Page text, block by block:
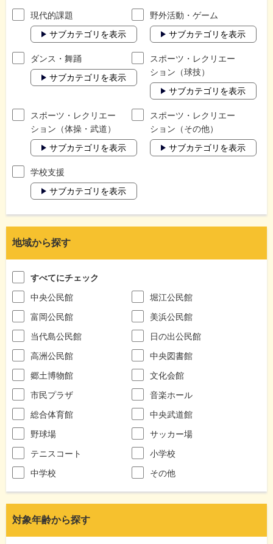
現代的課題
サブカテゴリを表示
野外活動・ゲーム
サブカテゴリを表示
ダンス・舞踊
サブカテゴリを表示
スポーツ・レクリエー
ション（球技）
サブカテゴリを表示
スポーツ・レクリエー
ション（体操・武道）
サブカテゴリを表示
スポーツ・レクリエー
ション（その他）
サブカテゴリを表示
学校支援
サブカテゴリを表示
地域から探す
すべてにチェック
中央公民館
堀江公民館
富岡公民館
美浜公民館
当代島公民館
日の出公民館
高洲公民館
中央図書館
郷土博物館
文化会館
市民プラザ
音楽ホール
総合体育館
中央武道館
野球場
サッカー場
テニスコート
小学校
中学校
その他
対象年齢から探す